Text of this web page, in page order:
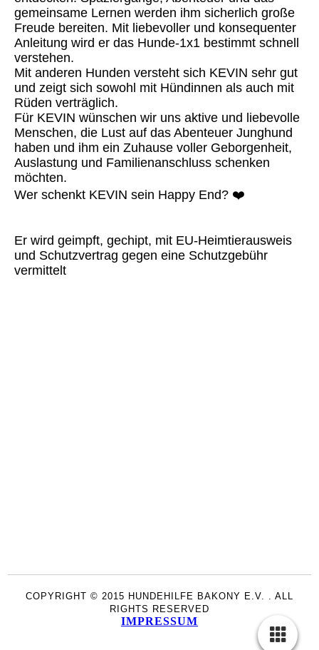
gemeinsame Lernen werden ihm sicherlich große
Freude bereiten. Mit liebevoller und konsequenter
Anleitung wird er das Hunde-1x1 bestimmt schnell
verstehen.
Mit anderen Hunden versteht sich KEVIN sehr gut
und zeigt sich sowohl mit Hündinnen als auch mit
Rüden verträglich.
Für KEVIN wünschen wir uns aktive und liebevolle
Menschen, die Lust auf das Abenteuer Junghund
haben und ihm ein Zuhause voller Geborgenheit,
Auslastung und Familienanschluss schenken
möchten.
Wer schenkt KEVIN sein Happy End? ❤️
Er wird geimpft, gechipt, mit EU-Heimtierausweis
und Schutzvertrag gegen eine Schutzgebühr
vermittelt
COPYRIGHT © 2015 HUNDEHILFE BAKONY E.V. . ALL
RIGHTS RESERVED
IMPRESSUM